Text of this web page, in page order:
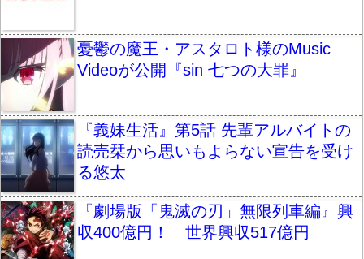
憂鬱の魔王・アスタロト様のMusic
Videoが公開『sin 七つの大罪』
『義妹生活』第5話 先輩アルバイトの
読売栞から思いもよらない宣告を受け
る悠太
『劇場版「鬼滅の刃」無限列車編』興
収400億円！ 世界興収517億円